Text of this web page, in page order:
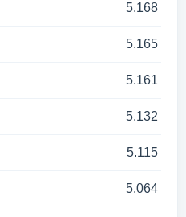
5.168
5.165
5.161
5.132
5.115
5.064